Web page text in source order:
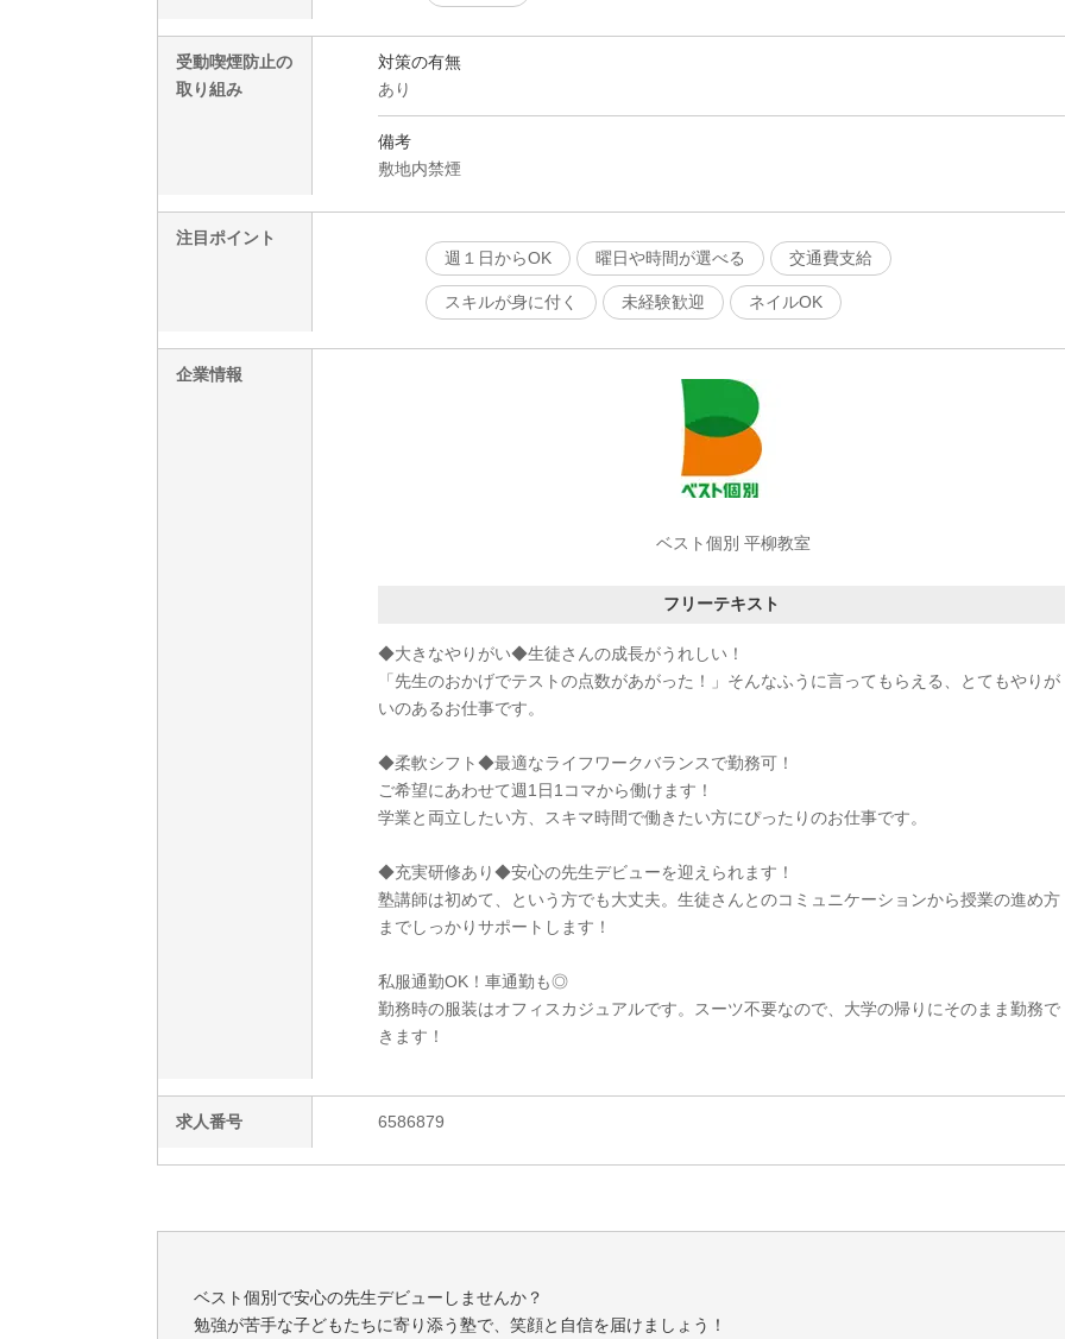
受動喫煙防止の
取り組み
対策の有無
あり
備考
敷地内禁煙
注目ポイント
週１日からOK
曜日や時間が選べる 交通費支給
スキルが身に付く 未経験歓迎 ネイルOK
企業情報
ベスト個別 平柳教室
フリーテキスト
◆大きなやりがい◆生徒さんの成長がうれしい！
「先生のおかげでテストの点数があがった！」そんなふうに言ってもらえる、とてもやりが
いのあるお仕事です。
◆柔軟シフト◆最適なライフワークバランスで勤務可！
ご希望にあわせて週1日1コマから働けます！
学業と両立したい方、スキマ時間で働きたい方にぴったりのお仕事です。
◆充実研修あり◆安心の先生デビューを迎えられます！
塾講師は初めて、という方でも大丈夫。生徒さんとのコミュニケーションから授業の進め方
までしっかりサポートします！
私服通勤OK！車通勤も◎
勤務時の服装はオフィスカジュアルです。スーツ不要なので、大学の帰りにそのまま勤務で
きます！
求人番号 6586879
ベスト個別で安心の先生デビューしませんか？
勉強が苦手な子どもたちに寄り添う塾で、笑顔と自信を届けましょう！